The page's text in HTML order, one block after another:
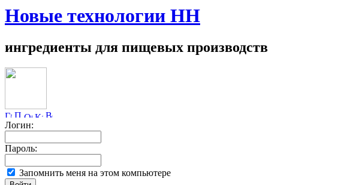
Новые технологии НН
ингредиенты для пищевых производств
Логин:
Пароль:
Запомнить меня на этом компьютере